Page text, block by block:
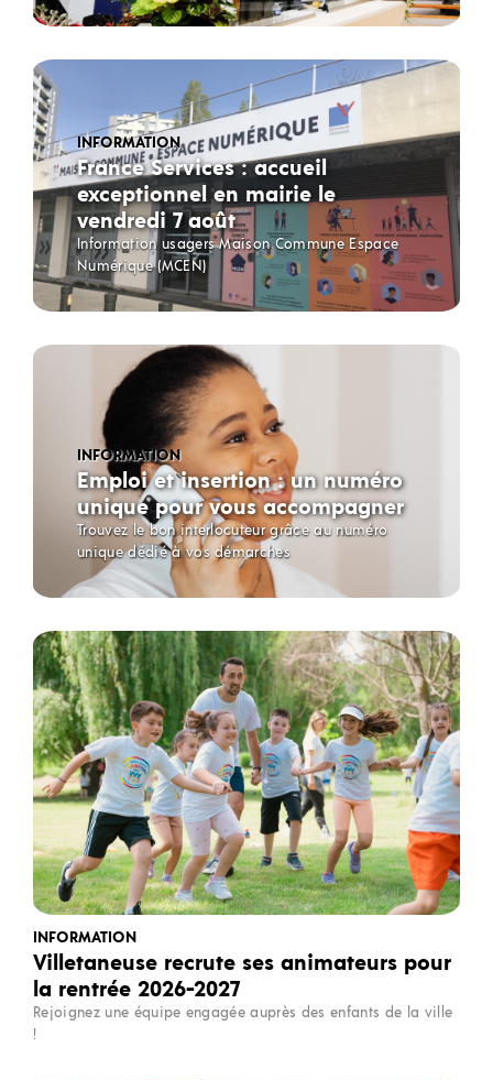
INFORMATION
France Services : accueil
exceptionnel en mairie le
vendredi 7 août
Information usagers Maison Commune Espace
Numérique (MCEN)
INFORMATION
Emploi et insertion : un numéro
unique pour vous accompagner
Trouvez le bon interlocuteur grâce au numéro
unique dédié à vos démarches
INFORMATION
Villetaneuse recrute ses animateurs pour
la rentrée 2026-2027
Rejoignez une équipe engagée auprès des enfants de la ville
!